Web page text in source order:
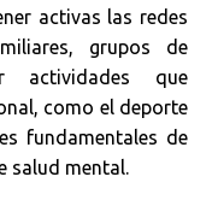
activas las redes
grupos de
actividades que
como el deporte
fundamentales de
salud mental.